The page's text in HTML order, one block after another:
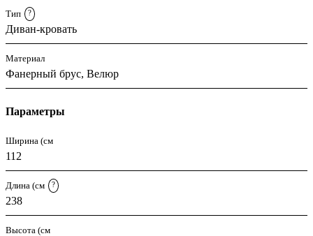
Тип ?
Диван-кровать
Материал
Фанерный брус, Велюр
Параметры
Ширина (см
112
Длина (см ?
238
Высота (см